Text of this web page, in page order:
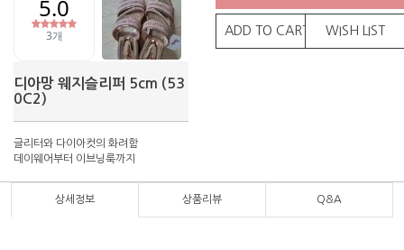
디아망 웨지슬리퍼 5cm (53
0C2)
글리터와 다이아컷의 화려함
데이웨어부터 이브닝룩까지
ADD TO CART WISH LIST
상세정보 상품리뷰 Q&A